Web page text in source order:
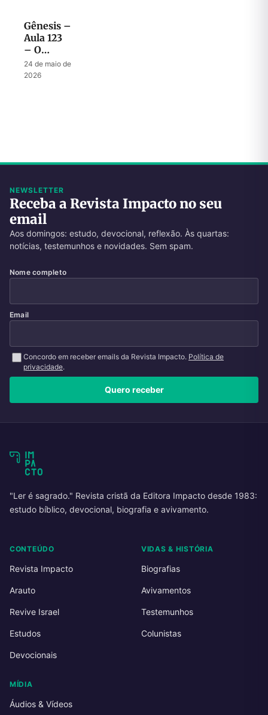
José
Gênesis –
Aula 123
– O
desafio
de ser
24 de maio de
2026
NEWSLETTER
Receba a Revista Impacto no seu
email
Aos domingos: estudo, devocional, reflexão. Às quartas:
notícias, testemunhos e novidades. Sem spam.
Nome completo
Email
Concordo em receber emails da Revista Impacto. Política de
privacidade.
Quero receber
"Ler é sagrado." Revista cristã da Editora Impacto desde 1983:
estudo bíblico, devocional, biografia e avivamento.
CONTEÚDO
Revista Impacto
Arauto
Revive Israel
Estudos
Devocionais
VIDAS & HISTÓRIA
Biografias
Avivamentos
Testemunhos
Colunistas
MÍDIA
Áudios & Vídeos